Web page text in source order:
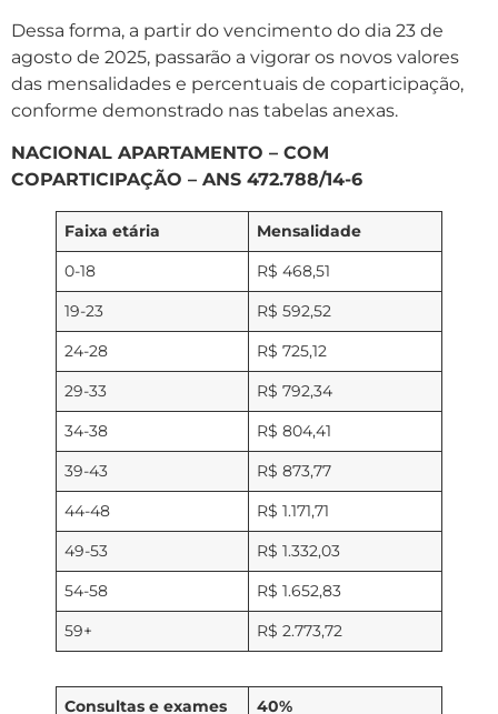
Dessa forma, a partir do vencimento do dia 23 de
agosto de 2025, passarão a vigorar os novos valores
das mensalidades e percentuais de coparticipação,
conforme demonstrado nas tabelas anexas.
NACIONAL APARTAMENTO – COM
COPARTICIPAÇÃO – ANS 472.788/14-6
Faixa etária
Mensalidade
0-18
R$ 468,51
19-23
R$ 592,52
24-28
R$ 725,12
29-33
R$ 792,34
34-38
R$ 804,41
39-43
R$ 873,77
44-48
R$ 1.171,71
49-53
R$ 1.332,03
54-58
R$ 1.652,83
59+
R$ 2.773,72
Consultas e exames
40%